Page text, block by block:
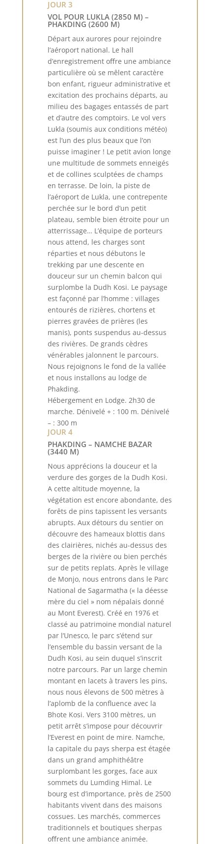
JOUR 3
VOL POUR LUKLA (2850 M) –
PHAKDING (2600 M)
Départ aux aurores pour rejoindre
l’aéroport national. Le hall
d’enregistrement oﬀre une ambiance
particulière où se mêlent caractère
bon enfant, rigueur administrative et
excitation des prochains départs, au
milieu des bagages entassés de part
et d’autre des comptoirs. Le vol vers
Lukla (soumis aux conditions météo)
est l’un des plus beaux que l’on
puisse imaginer ! Le petit avion longe
une multitude de sommets enneigés
et de collines sculptées de champs
en terrasse. De loin, la piste de
l’aéroport de Lukla, une contrepente
perchée sur le bord d’un petit
plateau, semble bien étroite pour un
atterrissage… L’équipe de porteurs
nous attend, les charges sont
réparties et nous débutons le
trekking par une descente en
douceur sur un chemin balcon qui
surplombe la Dudh Kosi. Le paysage
est façonné par l’homme : villages
entourés de rizières, chortens et
pierres gravées de prières (les
manis), ponts suspendus au-dessus
des rivières. De grands cèdres
vénérables jalonnent le parcours.
Nous rejoignons le fond de la vallée
et nous installons au lodge de
Phakding.
Hébergement en Lodge. 2h30 de
marche. Dénivelé + : 100 m. Dénivelé
– : 300 m
JOUR 4
PHAKDING – NAMCHE BAZAR
(3440 M)
Nous apprécions la douceur et la
verdure des gorges de la Dudh Kosi.
A cette altitude moyenne, la
végétation est encore abondante, des
forêts de pins tapissent les versants
abrupts. Aux détours du sentier on
découvre des hameaux blottis dans
des clairières, nichés au-dessus des
berges de la rivière ou bien perchés
sur de petits replats. Après le village
de Monjo, nous entrons dans le Parc
National de Sagarmatha (« la déesse
mère du ciel » nom népalais donné
au Mont Everest). Créé en 1976 et
classé au patrimoine mondial naturel
par l’Unesco, le parc s’étend sur
l’ensemble du bassin versant de la
Dudh Kosi, au sein duquel s’inscrit
notre parcours. Par un large chemin
montant en lacets à travers les pins,
nous nous élevons de 500 mètres à
l’aplomb de la confluence avec la
Bhote Kosi. Vers 3100 mètres, un
petit arrêt s’impose pour découvrir
l’Everest en point de mire. Namche,
la capitale du pays sherpa est étagée
dans un grand amphithéâtre
surplombant les gorges, face aux
sommets du Lumding Himal. Le
bourg est d’importance, près de 2500
habitants vivent dans des maisons
cossues. Les marchés, commerces
traditionnels et boutiques sherpas
oﬀrent une ambiance animée.